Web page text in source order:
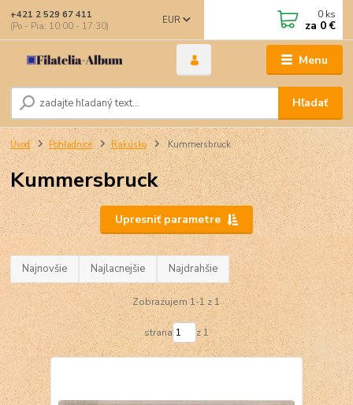
Menu
EUR
Hľadať
+421 2 529 67 411
(Po - Pia: 10:00 - 17:30)
0 ks
za 0 €
Úvod Pohľadnice Rakúsko Kummersbruck
Kummersbruck
Upresniť parametre
Najnovšie Najlacnejšie Najdrahšie
Zobrazujem 1-1 z 1
strana z 1